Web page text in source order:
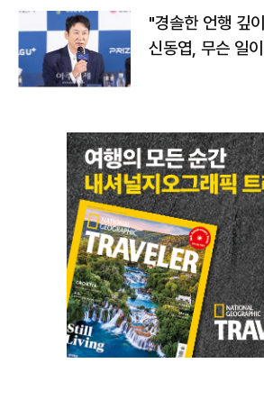
"경솔한 언행 깊
신동엽, 무슨 일